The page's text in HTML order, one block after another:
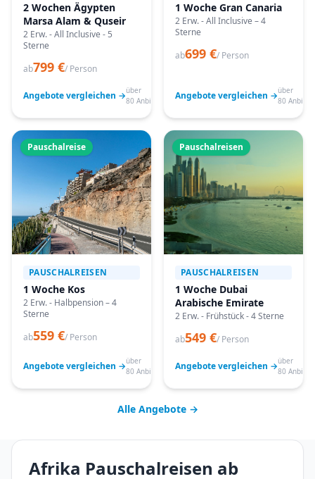
2 Wochen Ägypten
Marsa Alam & Quseir
2 Erw. - All Inclusive - 5
Sterne
ab799 €/ Person
Angebote vergleichen →über
80 Anbieter
1 Woche Gran Canaria
2 Erw. - All Inclusive – 4
Sterne
ab699 €/ Person
Angebote vergleichen →über
80
Pauschalreise
PAUSCHALREISEN
1 Woche Kos
2 Erw. - Halbpension – 4
Sterne
ab559 €/ Person
Angebote vergleichen →über
80 Anbieter
Pauschalreisen
PAUSCHALREISEN
1 Woche Dubai
Arabische Emirate
2 Erw. - Frühstück - 4 Sterne
ab549 €/ Person
Angebote vergleichen →über
80
Alle Angebote →
Afrika Pauschalreisen ab